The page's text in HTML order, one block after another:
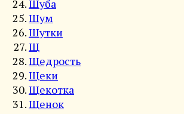
Шуба
Шум
Шутки
Щ
Щедрость
Щеки
Щекотка
Щенок